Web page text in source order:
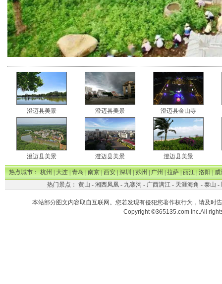
澄迈县美景 澄迈县美景 澄迈县金山寺
澄迈县美景 澄迈县美景 澄迈县美景
热点城市：杭州|大连|青岛|南京|西安|深圳|苏州|广州|拉萨|丽江|洛阳|威
热门景点： 黄山 - 湘西凤凰- 九寨沟 - 广西漓江- 天涯海角 - 泰山 -
本站部分图文内容取自互联网。您若发现有侵犯您著作权行为，请及时
Copyright ©365135.com Inc.All